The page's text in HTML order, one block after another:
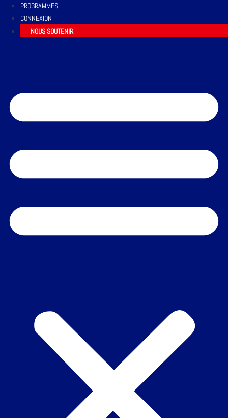
PROGRAMMES
CONNEXION
NOUS SOUTENIR